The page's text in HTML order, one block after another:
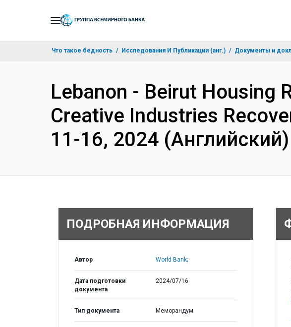
Что такое бедность Исследования И Публикации (анг.) Документы и
Lebanon - Beirut Housing
Creative Industries
11-16, 2024 (Английский)
ПОДРОБНАЯ ИНФОРМАЦИЯ
Автор World Bank;
Дата подготовки
документа
2024/07/16
Тип документа Меморандум